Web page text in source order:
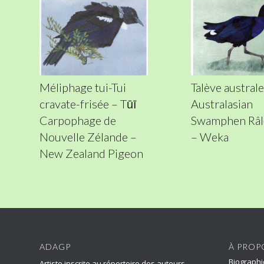
Méliphage tui-Tui
cravate-frisée – Tūī
Carpophage de
Nouvelle Zélande –
New Zealand Pigeon
Talève
Australasian
Swamphen
– Weka
ADAGP À